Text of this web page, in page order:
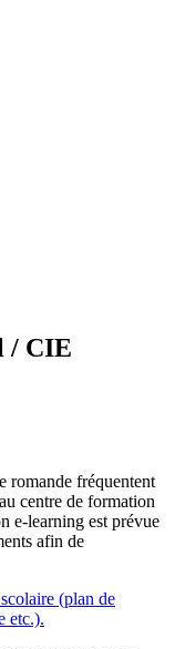
/ CIE
romande fréquentent
centre de formation
e-learning est prévue
afin de
(plan de
etc.).